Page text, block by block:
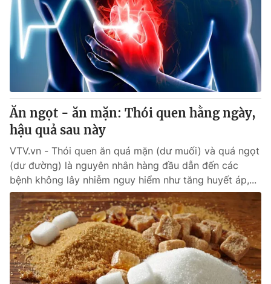
Ăn ngọt - ăn mặn: Thói quen hằng ngày,
hậu quả sau này
VTV.vn - Thói quen ăn quá mặn (dư muối) và quá ngọt
(dư đường) là nguyên nhân hàng đầu dẫn đến các
bệnh không lây nhiễm nguy hiểm như tăng huyết áp,...